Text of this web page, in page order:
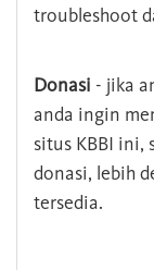
troubleshoot
Donasi - jika
anda ingin
situs KBBI ini,
donasi, lebih
tersedia.